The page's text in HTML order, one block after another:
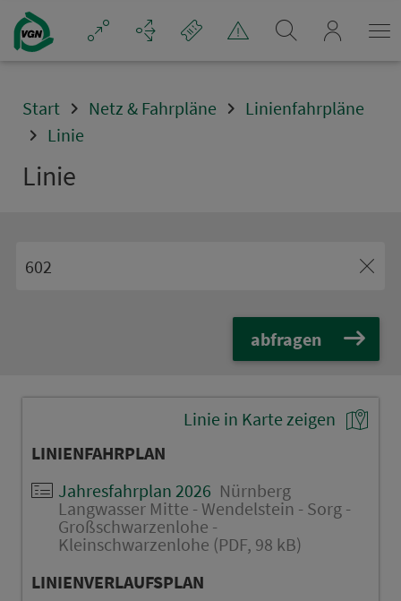
Navigation überspringen
Start Netz & Fahrpläne
Linienfahrpläne
Linie
Linie
abfragen
Linie in Karte zeigen
LINIENFAHRPLAN
Jahresfahrplan 2026 Nürnberg
Langwasser Mitte - Wendelstein - Sorg -
Großschwarzenlohe -
Kleinschwarzenlohe (PDF, 98 kB)
LINIENVERLAUFSPLAN